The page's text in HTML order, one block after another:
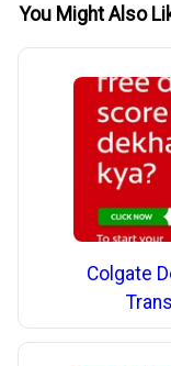
You Might Also
Colgate